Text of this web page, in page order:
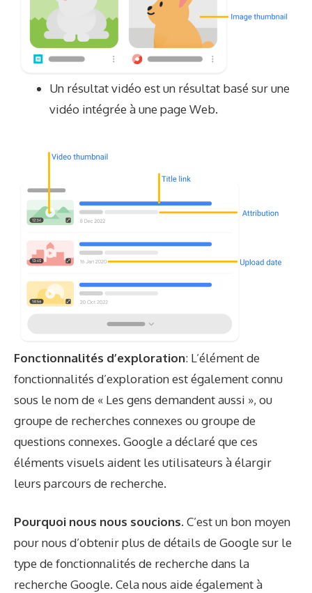
Un résultat vidéo est un résultat basé sur une
vidéo intégrée à une page Web.
Fonctionnalités d’exploration: L’élément de
fonctionnalités d’exploration est également connu
sous le nom de « Les gens demandent aussi », ou
groupe de recherches connexes ou groupe de
questions connexes. Google a déclaré que ces
éléments visuels aident les utilisateurs à élargir
leurs parcours de recherche.
Pourquoi nous nous soucions. C’est un bon moyen
pour nous d’obtenir plus de détails de Google sur le
type de fonctionnalités de recherche dans la
recherche Google. Cela nous aide également à